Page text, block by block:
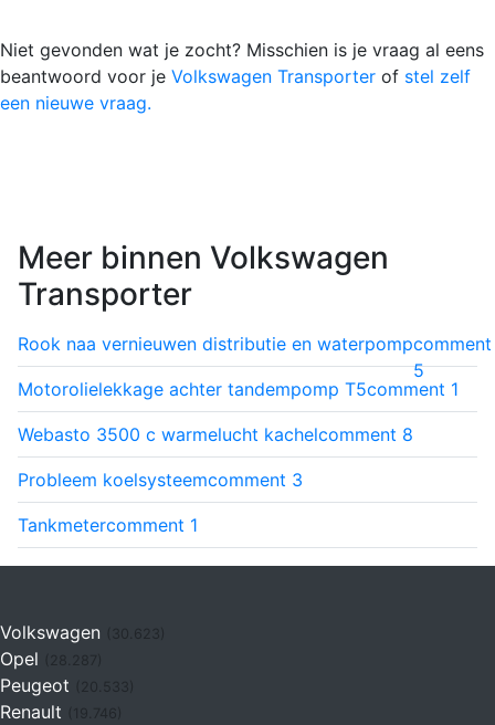
Niet gevonden wat je zocht? Misschien is je vraag al eens
beantwoord voor je Volkswagen Transporter of stel zelf
een nieuwe vraag.
Meer binnen Volkswagen
Transporter
Rook naa vernieuwen distributie en waterpompcomment
5
Motorolielekkage achter tandempomp T5comment 1
Webasto 3500 c warmelucht kachelcomment 8
Probleem koelsysteemcomment 3
Tankmetercomment 1
Volkswagen (30.623)
Opel
Peugeot
Renault (19.746)